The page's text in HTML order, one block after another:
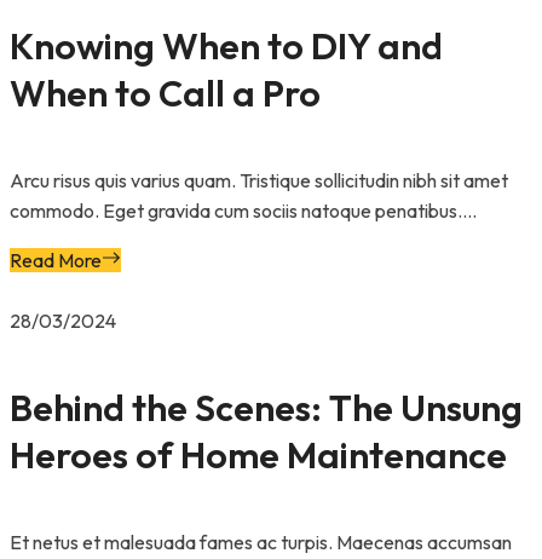
Knowing When to DIY and
When to Call a Pro
Arcu risus quis varius quam. Tristique sollicitudin nibh sit amet
commodo. Eget gravida cum sociis natoque penatibus....
Read More
28/03/2024
Behind the Scenes: The Unsung
Heroes of Home Maintenance
Et netus et malesuada fames ac turpis. Maecenas accumsan